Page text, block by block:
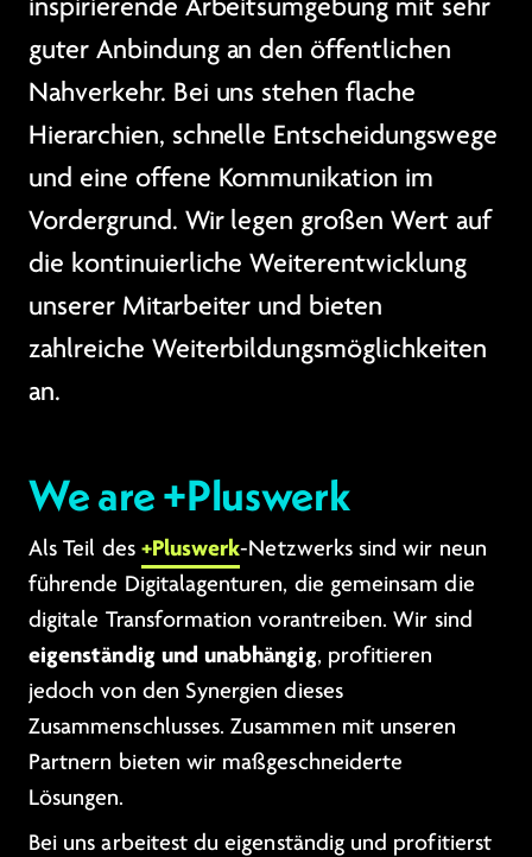
inspirierende Arbeitsumgebung mit sehr
guter Anbindung an den öffentlichen
Nahverkehr. Bei uns stehen flache
Hierarchien, schnelle Entscheidungswege
und eine offene Kommunikation im
Vordergrund. Wir legen großen Wert auf
die kontinuierliche Weiterentwicklung
unserer Mitarbeiter und bieten
zahlreiche Weiterbildungsmöglichkeiten
an.
We are +Pluswerk
Als Teil des +Pluswerk-Netzwerks sind wir neun
führende Digitalagenturen, die gemeinsam die
digitale Transformation vorantreiben. Wir sind
eigenständig und unabhängig, profitieren
jedoch von den Synergien dieses
Zusammenschlusses. Zusammen mit unseren
Partnern bieten wir maßgeschneiderte
Lösungen.
Bei uns arbeitest du eigenständig und profitierst